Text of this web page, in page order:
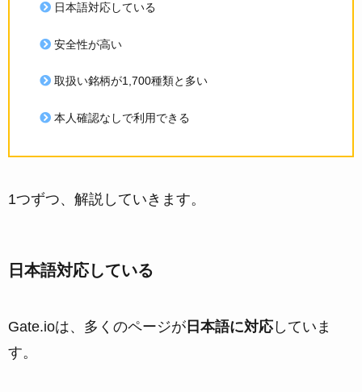
日本語対応している
安全性が高い
取扱い銘柄が1,700種類と多い
本人確認なしで利用できる
1つずつ、解説していきます。
日本語対応している
Gate.ioは、多くのページが 日本語に対応していま
す。